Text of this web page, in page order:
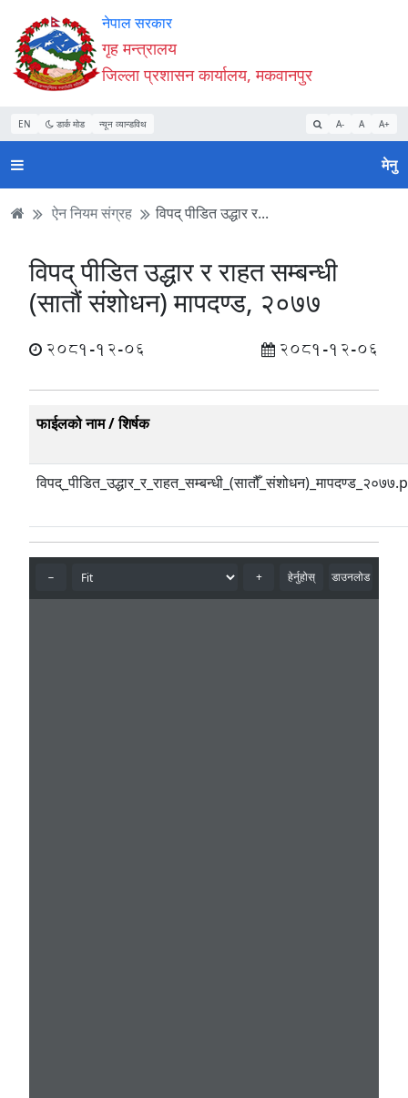
Accessibility
Mode
सुरु
गर्नुहोस्
सामाग्री
पढ्नुहाेस्
नेभिगेसन
पढ्नुहाेस्
वेबसाइट
खोजमा
जानुहोस्
नेपाल सरकार
गृह मन्त्रालय
जिल्ला प्रशासन कार्यालय, मकवानपुर
EN डार्क मोड न्यून व्यान्डविथ A- A A+
मेनु
ऐन नियम संग्रह विपद् पीडित उद्धार र...
विपद् पीडित उद्धार र राहत सम्बन्धी
(सातौं संशोधन) मापदण्ड, २०७७
2081-12-06 2081-12-06
फाईलको नाम / शिर्षक